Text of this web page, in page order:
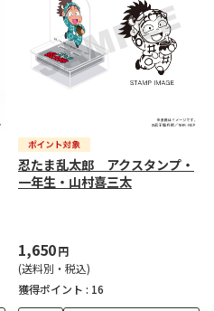
忍たま乱太郎 アクスタンプ・
一年生・山村喜三太
1,650円
(送料別・税込)
獲得ポイント : 16